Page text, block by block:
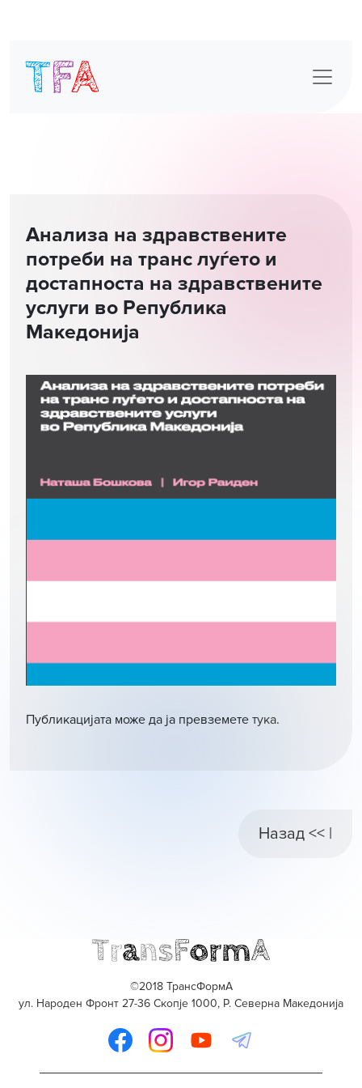
Анализа на здравствените
потреби на транс луѓето и
достапноста на здравствените
услуги во Република
Македонија
Публикацијата може да ја превземете тука.
Назад << |
©2018 ТрансФормА
ул. Народен Фронт 27-36 Скопје 1000, Р. Северна Македонија